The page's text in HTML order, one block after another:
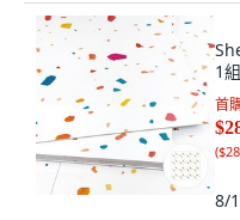
1
首
(
8/